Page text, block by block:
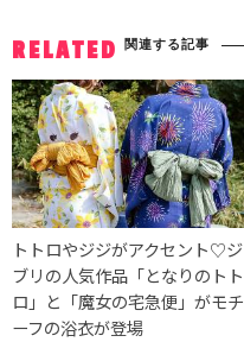
RELATED 関連する記事
トトロやジジがアクセント♡ジ
ブリの人気作品「となりのトト
ロ」と「魔女の宅急便」がモチ
ーフの浴衣が登場